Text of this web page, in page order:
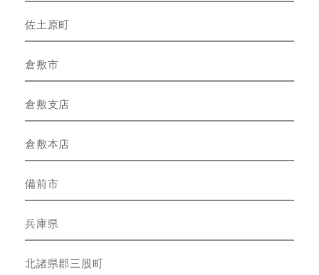
佐土原町
倉敷市
倉敷支店
倉敷本店
備前市
兵庫県
北諸県郡三股町